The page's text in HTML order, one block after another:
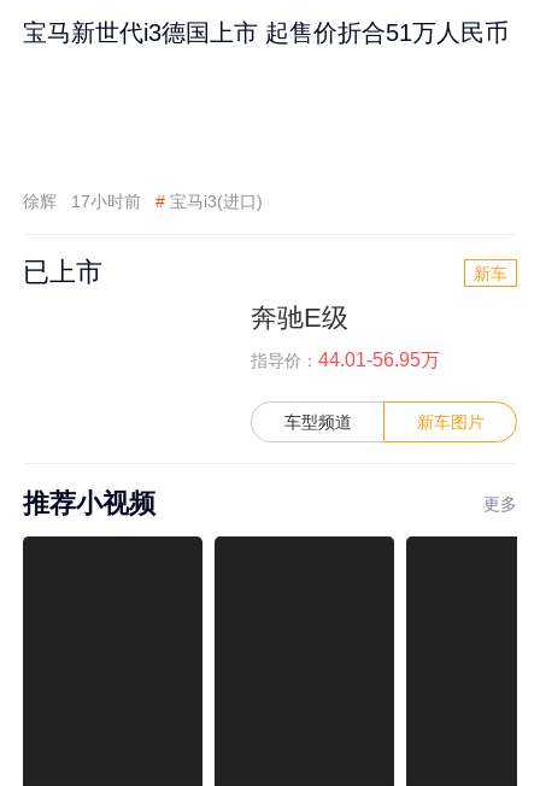
宝马新世代i3德国上市 起售价折合51万人民币
徐辉 17小时前 # 宝马i3(进口)
已上市 新车
奔驰E级
指导价： 44.01-56.95万
车型频道 新车图片
推荐小视频 更多